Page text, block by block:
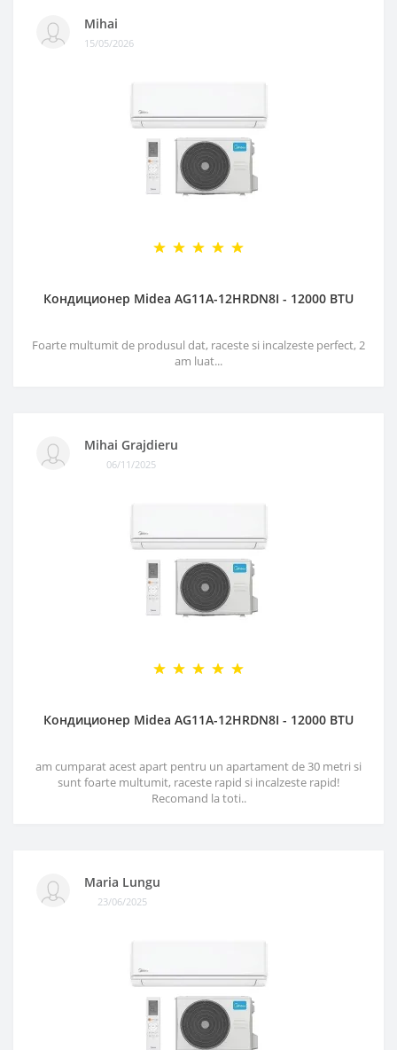
Mihai
15/05/2026
Кондиционер Midea AG11A-12HRDN8I - 12000 BTU
Foarte multumit de produsul dat, raceste si incalzeste perfect, 2
am luat...
Mihai Grajdieru
06/11/2025
Кондиционер Midea AG11A-12HRDN8I - 12000 BTU
am cumparat acest apart pentru un apartament de 30 metri si
sunt foarte multumit, raceste rapid si incalzeste rapid!
Recomand la toti..
Maria Lungu
23/06/2025